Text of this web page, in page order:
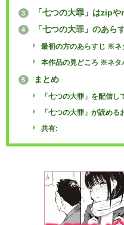
3 「七つの大罪」はzipや
4 「七つの大罪」のあら
最初の方のあらすじ ※
本作品の見どころ ※ネ
5 まとめ
「七つの大罪」を配信し
「七つの大罪」が読める
共有: